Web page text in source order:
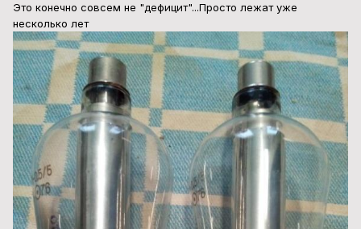
Это конечно совсем не "дефицит"...Просто лежат уже
несколько лет